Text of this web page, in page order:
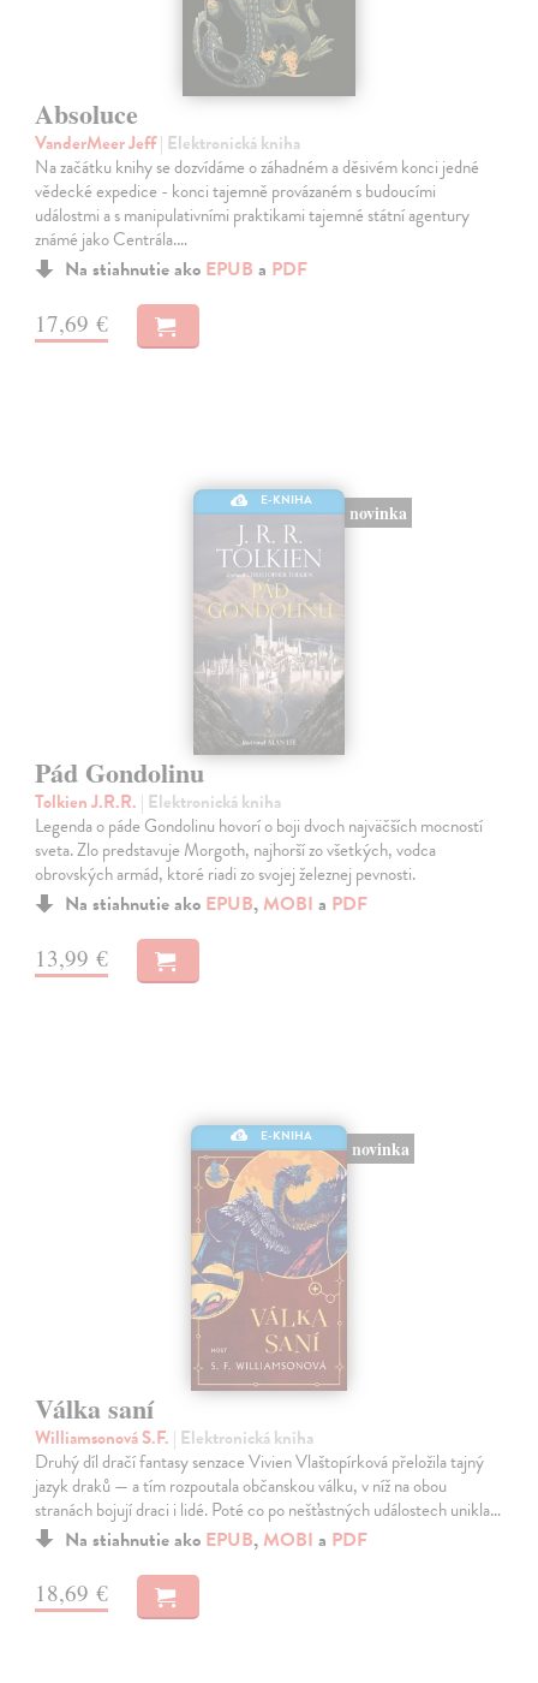
Absoluce
VanderMeer Jeff| Elektronická kniha
Na začátku knihy se dozvídáme o záhadném a děsivém konci jedné
vědecké expedice - konci tajemně provázaném s budoucími
událostmi a s manipulativními praktikami tajemné státní agentury
známé jako Centrála.…
Na stiahnutie ako EPUB a PDF
17,69 €
E-KNIHA
novinka
Pád Gondolinu
Tolkien J.R.R. | Elektronická kniha
Legenda o páde Gondolinu hovorí o boji dvoch najväčších mocností
sveta. Zlo predstavuje Morgoth, najhorší zo všetkých, vodca
obrovských armád, ktoré riadi zo svojej železnej pevnosti.
Na stiahnutie ako EPUB, MOBI a PDF
13,99 €
E-KNIHA
novinka
Válka saní
Williamsonová S.F. | Elektronická kniha
Druhý díl dračí fantasy senzace Vivien Vlaštopírková přeložila tajný
jazyk draků — a tím rozpoutala občanskou válku, v níž na obou
stranách bojují draci i lidé. Poté co po nešťastných událostech unikla…
Na stiahnutie ako EPUB, MOBI a PDF
18,69 €